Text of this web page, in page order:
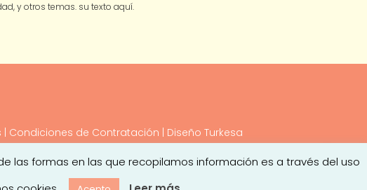
y otros temas. su texto aquí.
Condiciones de Contratación | Diseño Turkesa
las formas en las que recopilamos información es a través del uso